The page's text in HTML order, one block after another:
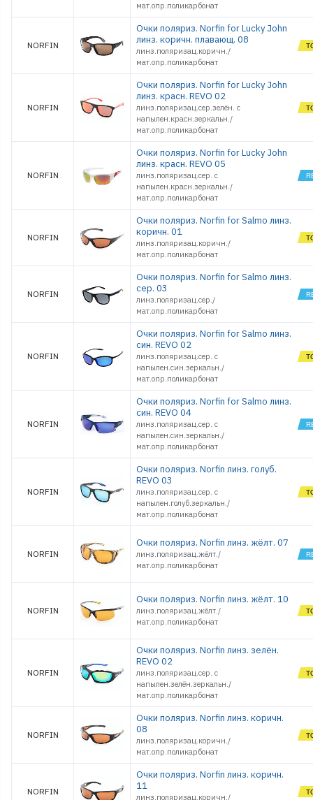
мат.опр.поликарбонат
NORFIN
Очки поляриз. Norfin for Lucky John
линз. коричн. плавающ. 08
линз.поляризац.коричн./
мат.опр.поликарбонат
NORFIN
Очки поляриз. Norfin for Lucky John
линз. красн. REVO 02
линз.поляризац.сер.зелён. с
напылен.красн.зеркальн./
мат.опр.поликарбонат
NORFIN
Очки поляриз. Norfin for Lucky John
линз. красн. REVO 05
линз.поляризац.сер. с
напылен.красн.зеркальн./
мат.опр.поликарбонат
NORFIN
Очки поляриз. Norfin for Salmo линз.
коричн. 01
линз.поляризац.коричн./
мат.опр.поликарбонат
NORFIN
Очки поляриз. Norfin for Salmo линз.
сер. 03
линз.поляризац.сер./
мат.опр.поликарбонат
NORFIN
Очки поляриз. Norfin for Salmo линз.
син. REVO 02
линз.поляризац.сер. с
напылен.син.зеркальн./
мат.опр.поликарбонат
NORFIN
Очки поляриз. Norfin for Salmo линз.
син. REVO 04
линз.поляризац.сер. с
напылен.син.зеркальн./
мат.опр.поликарбонат
NORFIN
Очки поляриз. Norfin линз. голуб.
REVO 03
линз.поляризац.сер. с
напылен.голуб.зеркальн./
мат.опр.поликарбонат
NORFIN
Очки поляриз. Norfin линз. жёлт. 07
линз.поляризац.жёлт./
мат.опр.поликарбонат
NORFIN
Очки поляриз. Norfin линз. жёлт. 10
линз.поляризац.жёлт./
мат.опр.поликарбонат
NORFIN
Очки поляриз. Norfin линз. зелён.
REVO 02
линз.поляризац.сер. с
напылен.зелён.зеркальн./
мат.опр.поликарбонат
NORFIN
Очки поляриз. Norfin линз. коричн.
08
линз.поляризац.коричн./
мат.опр.поликарбонат
NORFIN
Очки поляриз. Norfin линз. коричн.
11
линз.поляризац.коричн./